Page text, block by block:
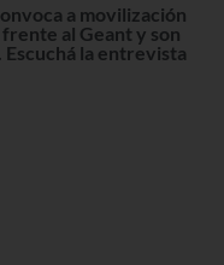
a movilización
al Geant y son
la entrevista